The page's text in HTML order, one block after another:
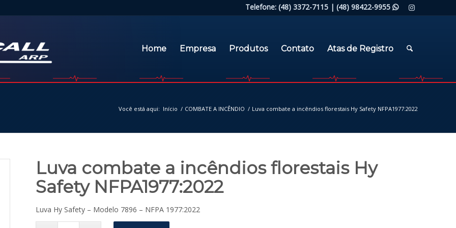
Telefone: (48) 3372-7115 | (48) 98422-9955 
Home Empresa Produtos Contato Atas de Registro
Você está aqui: Início / COMBATE A INCÊNDIO / Luva combate a incêndios florestais Hy Safety NFPA1977:2022
Luva combate a incêndios florestais Hy
Safety NFPA1977:2022
Luva Hy Safety – Modelo 7896 – NFPA 1977:2022